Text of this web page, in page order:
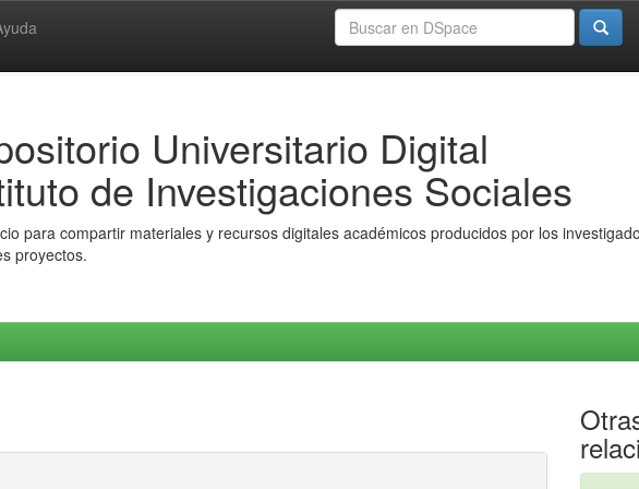
Universitario Digital
de Investigaciones Sociales
para compartir materiales y recursos digitales académicos producidos por los
proyectos.